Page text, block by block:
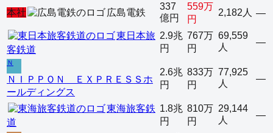
本社 広島電鉄
337
億円
559万
円
2,182人 —
東日本旅
客鉄道
2.9兆
円
767万
円
69,559
人
—
Ｎ
ＮＩＰＰＯＮ ＥＸＰＲＥＳＳホ
ールディングス
2.6兆
円
833万
円
77,925
人
—
東海旅客鉄
道
1.8兆
円
810万
円
29,144
人
—